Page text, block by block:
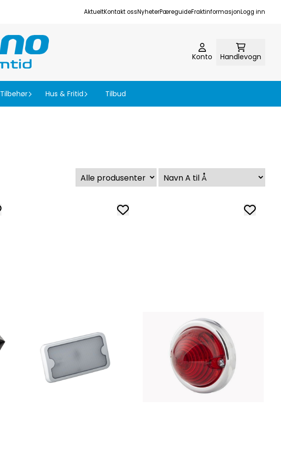
AktueltKontakt ossNyheterPæreguideFraktinformasjonLogg inn
Konto Handlevogn
Tilbehør Hus & Fritid Tilbud